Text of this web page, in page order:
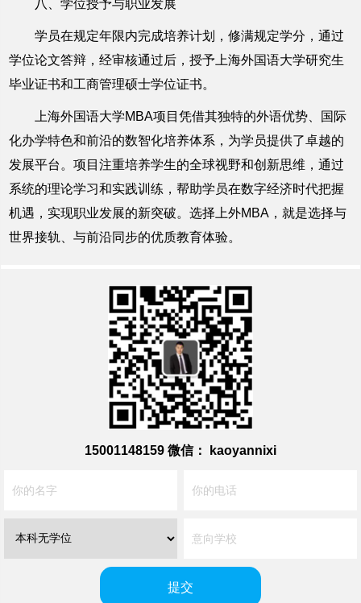
八、学位授予与职业发展
学员在规定年限内完成培养计划，修满规定学分，通过
学位论文答辩，经审核通过后，授予上海外国语大学研究生
毕业证书和工商管理硕士学位证书。
上海外国语大学MBA项目凭借其独特的外语优势、国际
化办学特色和前沿的数智化培养体系，为学员提供了卓越的
发展平台。项目注重培养学生的全球视野和创新思维，通过
系统的理论学习和实践训练，帮助学员在数字经济时代把握
机遇，实现职业发展的新突破。选择上外MBA，就是选择与
世界接轨、与前沿同步的优质教育体验。
15001148159 微信： kaoyannixi